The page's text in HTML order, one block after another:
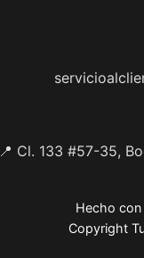
📍 Cl. 133 #57-35,
Hecho
Copyright